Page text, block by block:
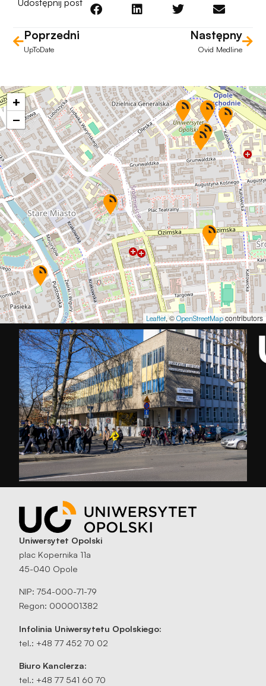
Udostępnij post
Poprzedni
UpToDate
Następny
Ovid Medline
+
−
Leaflet, © OpenStreetMap contributors
Uniwersytet Opolski
plac Kopernika 11a
45-040 Opole
NIP: 754-000-71-79
Regon: 000001382
Infolinia Uniwersytetu Opolskiego:
tel.: +48 77 452 70 02
Biuro Kanclerza:
tel.: +48 77 541 60 70